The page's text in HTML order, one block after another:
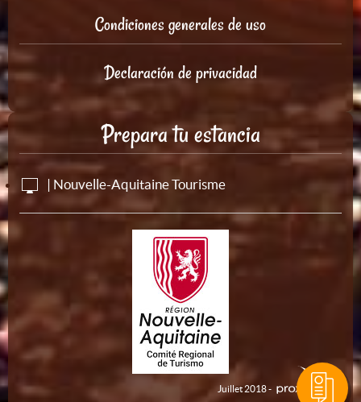
Condiciones generales de uso
Declaración de privacidad
Prepara tu estancia
| Nouvelle-Aquitaine Tourisme
Juillet 2018 -